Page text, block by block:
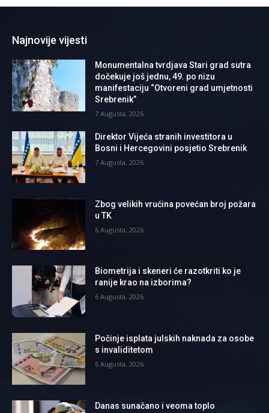
Najnovije vijesti
Monumentalna tvrdjava Stari grad sutra
dočekuje još jednu, 49. po nizu
manifestaciju “Otvoreni grad umjetnosti
Srebrenik”
7 Augusta, 2026
Direktor Vijeća stranih investitora u
Bosni i Hercegovini posjetio Srebrenik
7 Augusta, 2026
Zbog velikih vrućina povećan broj požara
u TK
6 Augusta, 2026
Biometrija i skeneri će razotkriti ko je
ranije krao na izborima?
6 Augusta, 2026
Počinje isplata julskih naknada za osobe
s invaliditetom
6 Augusta, 2026
Danas sunačano i veoma toplo